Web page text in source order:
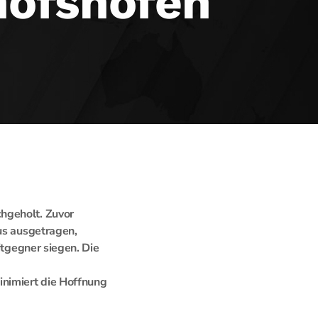
Zuvor
ausgetragen,
siegen. Die
die Hoffnung